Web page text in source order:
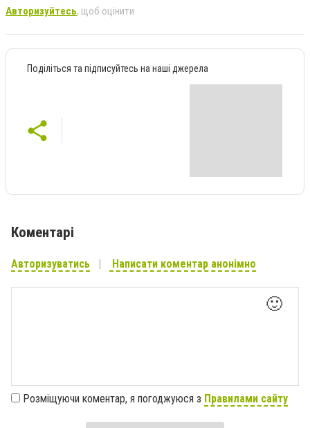
Авторизуйтесь, щоб оцінити
Поділіться та підписуйтесь на наші джерела
Коментарі
Авторизуватись Написати коментар анонімно
🙂
Розміщуючи коментар, я погоджуюся з Правилами сайту